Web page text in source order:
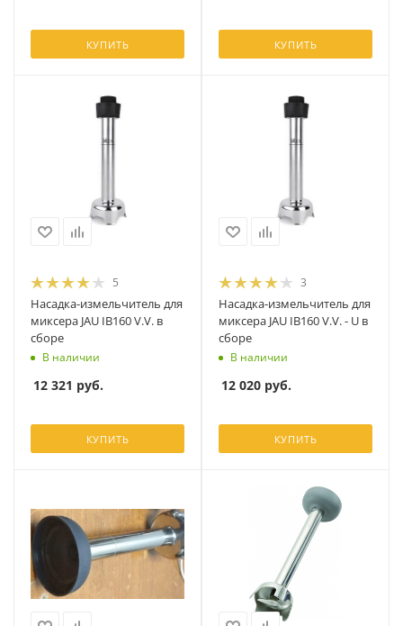
КУПИТЬ КУПИТЬ
5
Насадка-измельчитель для
миксера JAU IB160 V.V. в
сборе
В наличии
12 321 руб.
КУПИТЬ
3
Насадка-измельчитель для
миксера JAU IB160 V.V. - U в
сборе
В наличии
12 020 руб.
КУПИТЬ